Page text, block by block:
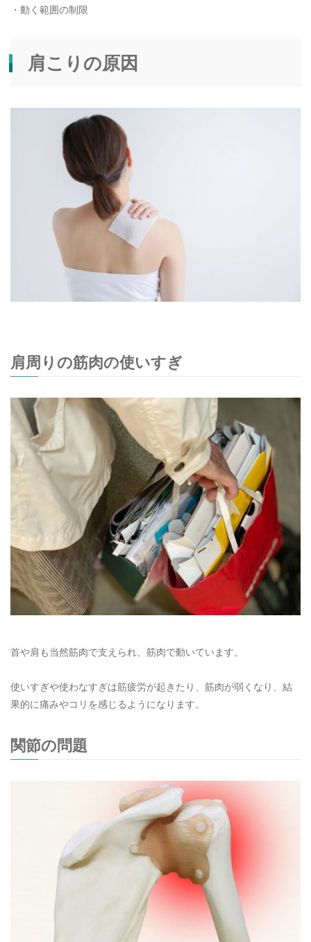
・動く範囲の制限
肩こりの原因
肩周りの筋肉の使いすぎ
首や肩も当然筋肉で支えられ、筋肉で動いています。
使いすぎや使わなすぎは筋疲労が起きたり、筋肉が弱くなり、結
果的に痛みやコリを感じるようになります。
関節の問題